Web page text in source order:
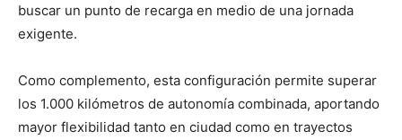
buscar un punto de recarga en medio de una jornada
exigente.
Como complemento, esta configuración permite superar
los 1.000 kilómetros de autonomía combinada, aportando
mayor flexibilidad tanto en ciudad como en trayectos